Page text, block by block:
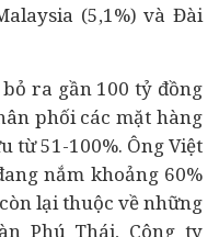
(5,1%) và Đài
ra gần 100 tỷ đồng
phối các mặt hàng
từ 51-100%. Ông Việt
nắm khoảng 60%
lại thuộc về những
Phú Thái, Công ty